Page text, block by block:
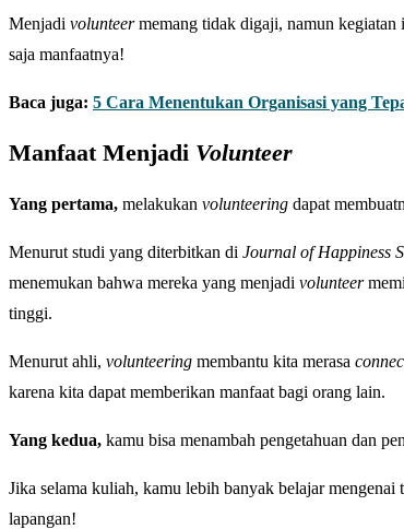
Menjadi volunteermemang tidak digaji, namun
saja manfaatnya!
Baca juga: 5 Cara Menentukan Organisasi yang
ManfaatMenjadi Volunteer
Yang pertama, melakukan volunteering dapat
Menurut studi yang diterbitkan di Journal of Happiness
menemukan bahwa mereka yang menjadi volunteer
tinggi.
Menurut ahli, volunteering membantu kita merasa
karena kita dapat memberikan manfaat bagi orang lain.
Yang kedua, kamu bisa menambah pengetahuan dan
Jika selama kuliah, kamu lebih banyak belajar mengenai
lapangan!